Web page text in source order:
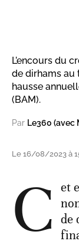
L’encours du
de dirhams au
hausse
(BAM).
Par Le360 (avec
Le 16/08/2023 à
C et
de